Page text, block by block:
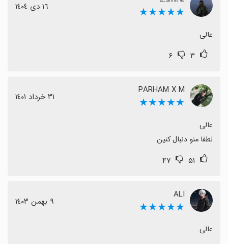
★★★★★ ١٦ دی ١٤٠٤
عالی
۳ ۶
PARHAM X M
★★★★★ ٣١ خرداد ١٤٠١
لطفا منو دنبال کنین
۵۱ ۴۷
ALI
★★★★★ ٩ بهمن ١٤٠٣
عالی